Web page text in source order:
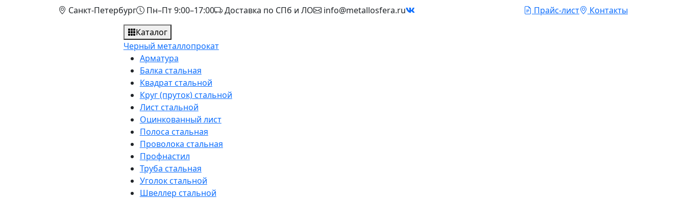
Санкт-Петербург Пн–Пт 9:00–17:00 Доставка по СПб и ЛО info@metallosfera.ru Прайс-лист
Контакты
Каталог
Черный металлопрокат
Арматура
Балка стальная
Квадрат стальной
Круг (пруток) стальной
Лист стальной
Оцинкованный лист
Полоса стальная
Проволока стальная
Профнастил
Труба стальная
Уголок стальной
Швеллер стальной